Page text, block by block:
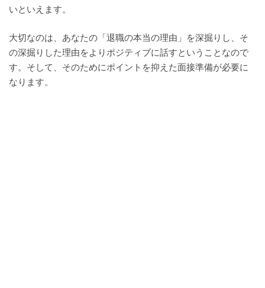
いといえます。
大切なのは、あなたの「退職の本当の理由」を深掘りし、そ
の深掘りした理由をよりポジティブに話すということなので
す。そして、そのためにポイントを抑えた面接準備が必要に
なります。